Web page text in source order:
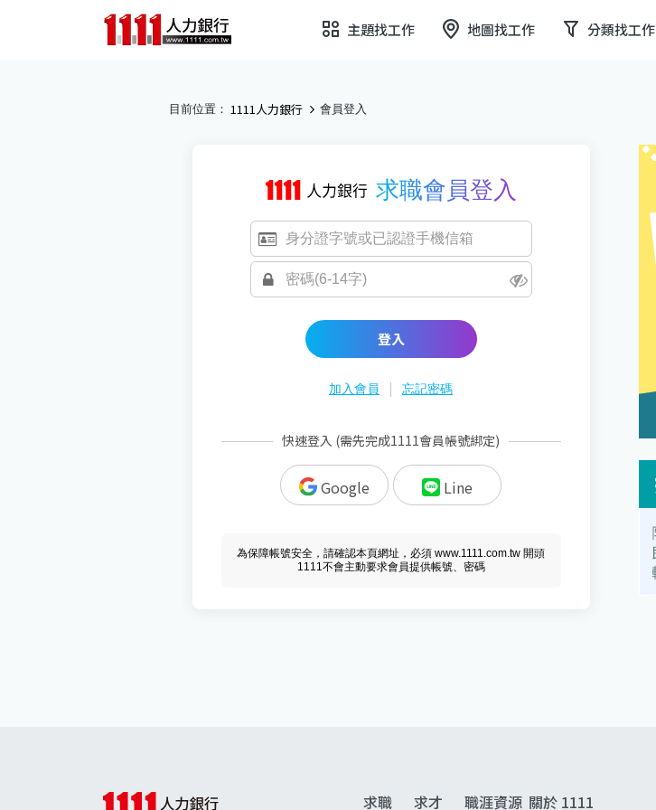
主題找工作 地圖找工作 分類找工作
目前位置： 1111人力銀行 會員登入
求職會員登入
登入
加入會員 | 忘記密碼
快速登入 (需先完成1111會員帳號綁定)
Google Line
為保障帳號安全，請確認本頁網址，必須 www.1111.com.tw 開頭
1111不會主動要求會員提供帳號、密碼
求職 求才 職涯資源 關於 1111